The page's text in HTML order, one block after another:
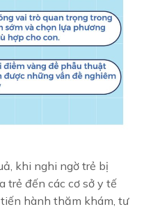
khi nghi ngờ trẻ bị
trẻ đến các cơ sở y tế
hành thăm khám, tư